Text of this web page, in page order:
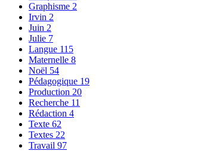
Graphisme 2
Irvin 2
Juin 2
Julie 7
Langue 115
Maternelle 8
Noël 54
Pédagogique 19
Production 20
Recherche 11
Rédaction 4
Texte 62
Textes 22
Travail 97